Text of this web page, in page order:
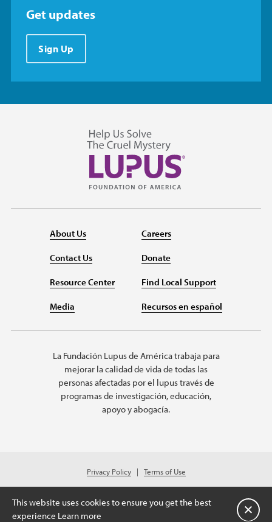
Get updates
Sign Up
About Us
Contact Us
Resource Center
Media
Careers
Donate
Find Local Support
Recursos en español
La Fundación Lupus de América trabaja para
mejorar la calidad de vida de todas las
personas afectadas por el lupus través de
programas de investigación, educación,
apoyo y abogacía.
Privacy Policy
Terms of Use
© 2026 Lupus Foundation of America. All rights reserved.
Charitable organization with 501(c)(3) tax-exempt status. Federal ID #43-
1131436.
This website uses cookies to ensure you get the best
experience Learn more Cerrar